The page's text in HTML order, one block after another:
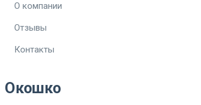
О компании
Отзывы
Контакты
Окошко